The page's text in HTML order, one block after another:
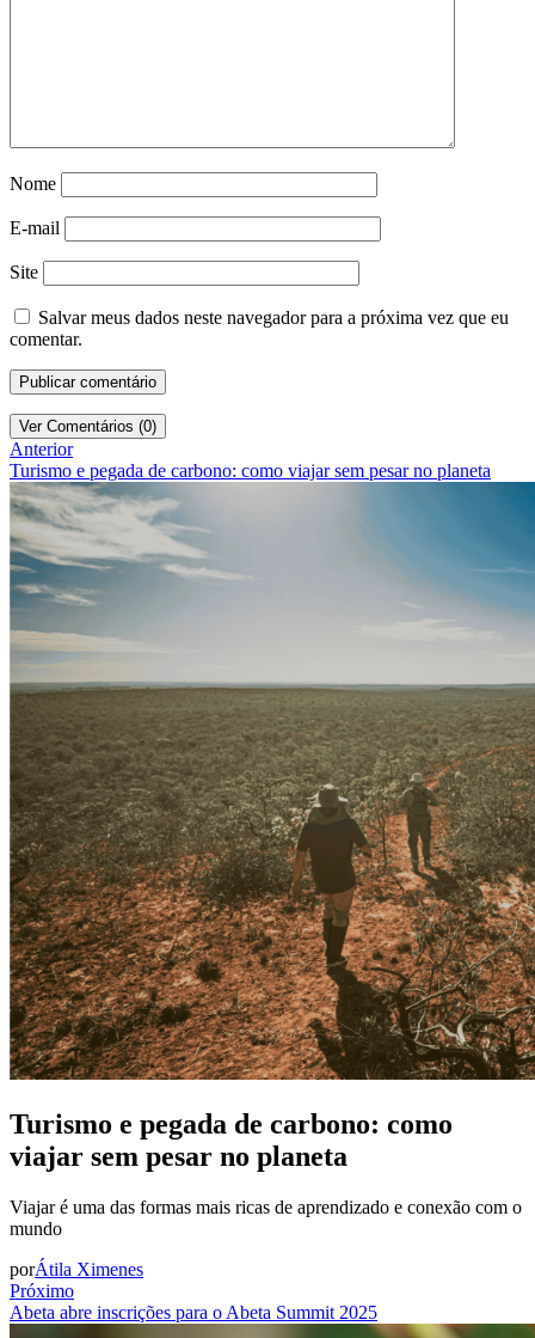
Nome
E-mail
Site
Salvar meus dados neste navegador para a próxima vez que eu
comentar.
Ver Comentários (0)
Anterior
Turismo e pegada de carbono: como viajar sem pesar no planeta
Turismo e pegada de carbono: como
viajar sem pesar no planeta
Viajar é uma das formas mais ricas de aprendizado e conexão com o
mundo
porÁtila Ximenes
Próximo
Abeta abre inscrições para o Abeta Summit 2025